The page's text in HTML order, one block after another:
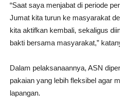
“Saat saya menjabat di periode
Jumat kita turun ke masyarakat
kita aktifkan kembali, sekaligus
bakti bersama masyarakat,”
Dalam pelaksanaannya, ASN
pakaian yang lebih fleksibel agar
lapangan.